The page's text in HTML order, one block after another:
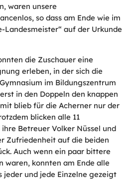
waren unsere
so dass am Ende wie im
Landesmeister“ auf der Urkunde
die Zuschauer eine
erleben, in der sich die
im Bildungszentrum
in den Doppeln den knappen
blieb für die Acherner nur der
blicken alle 11
Betreuer Volker Nüssel und
Zufriedenheit auf die beiden
Auch wenn ein paar bittere
waren, konnten am Ende alle
jeder und jede Einzelne gezeigt